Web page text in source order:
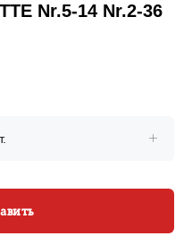
Nr.5-14 Nr.2-36